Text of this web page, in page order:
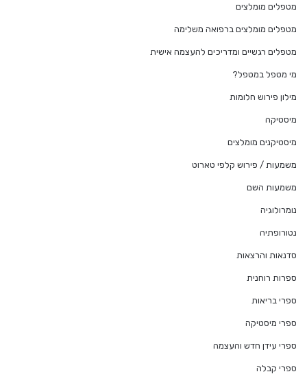
מטפלים מומלצים
מטפלים מומלצים ברפואה משלימה
מטפלים רגשיים ומדריכים להעצמה אישית
מי מטפל במטפל?
מילון פירוש חלומות
מיסטיקה
מיסטיקנים מומלצים
משמעות / פירוש קלפי טארוט
משמעות השם
נומרולוגיה
נטורופתיה
סדנאות והרצאות
ספרות רוחנית
ספרי בריאות
ספרי מיסטיקה
ספרי עידן חדש והעצמה
ספרי קבלה